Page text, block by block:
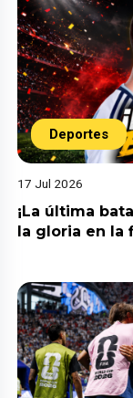
Deportes
17 Jul 2026
¡La última
la gloria en la